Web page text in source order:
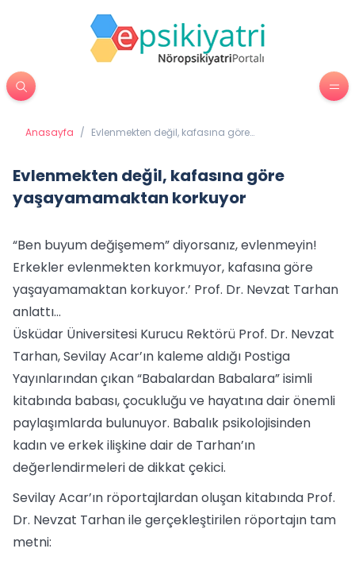
Anasayfa / Evlenmekten değil, kafasına göre
Evlenmekten değil, kafasına göre
yaşayamamaktan korkuyor
“Ben buyum değişemem” diyorsanız, evlenmeyin!
Erkekler evlenmekten korkmuyor, kafasına göre
yaşayamamaktan korkuyor.’ Prof. Dr. Nevzat Tarhan
anlattı…
Üsküdar Üniversitesi Kurucu Rektörü Prof. Dr. Nevzat
Tarhan, Sevilay Acar’ın kaleme aldığı Postiga
Yayınlarından çıkan “Babalardan Babalara” isimli
kitabında babası, çocukluğu ve hayatına dair önemli
paylaşımlarda bulunuyor. Babalık psikolojisinden
kadın ve erkek ilişkine dair de Tarhan’ın
değerlendirmeleri de dikkat çekici.
Sevilay Acar’ın röportajlardan oluşan kitabında Prof.
Dr. Nevzat Tarhan ile gerçekleştirilen röportajın tam
metni: